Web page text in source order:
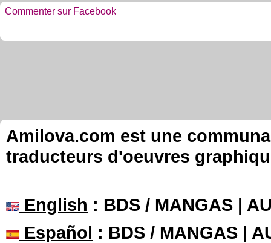
Commenter sur Facebook
Amilova.com est une
traducteurs d'oeuvres
English : BDS / MANGAS |
Español : BDS / MANGAS |